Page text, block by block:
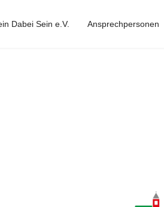
Dabei Sein e.V. Ansprechpersonen